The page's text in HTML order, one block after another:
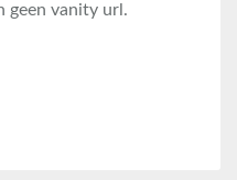
geen vanity url.